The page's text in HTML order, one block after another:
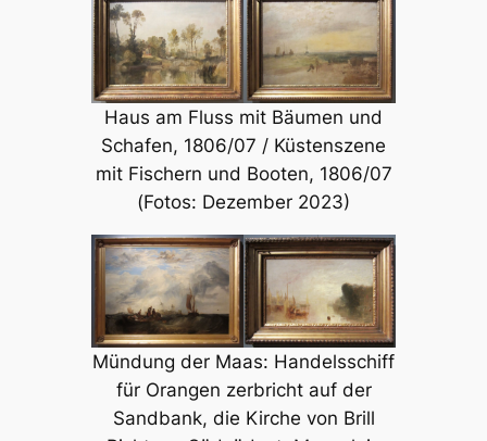
Haus am Fluss mit Bäumen und
Schafen, 1806/07 / Küstenszene
mit Fischern und Booten, 1806/07
(Fotos: Dezember 2023)
Mündung der Maas: Handelsschiff
für Orangen zerbricht auf der
Sandbank, die Kirche von Brill